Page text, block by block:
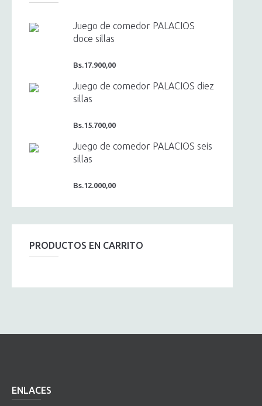
Juego de comedor PALACIOS
doce sillas
Bs. 17.900,00
Juego de comedor PALACIOS diez
sillas
Bs. 15.700,00
Juego de comedor PALACIOS seis
sillas
Bs. 12.000,00
PRODUCTOS EN CARRITO
ENLACES